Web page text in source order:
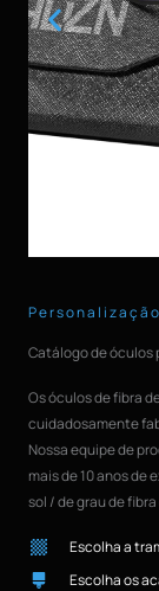
Catálogo de óculos
Os óculos de fibra
cuidadosamente
Nossa equipe de
mais de 10 anos
sol / de grau de
Escolha a
Escolha os